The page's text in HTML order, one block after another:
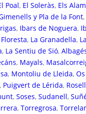
Poal, El Soleràs, Els
y Pla de la Font,
, Ibars de Noguera,
Floresta, La Granadella,
, La Sentiu de Sió,
, Mayals,
, Montoliu de Lleida,
, Puigvert de Lérida,
, Soses, Sudanell,
, Torregrosa,